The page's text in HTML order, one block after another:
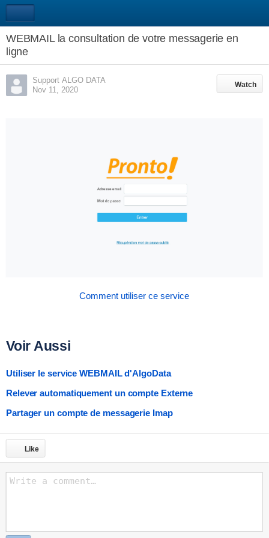
WEBMAIL la consultation de votre messagerie en
ligne
Support ALGO DATA
Nov 11, 2020
Watch
Watch
Comment utiliser ce service
Voir Aussi
Utiliser le service WEBMAIL d'AlgoData
Relever automatiquement un compte Externe
Partager un compte de messagerie Imap
Like